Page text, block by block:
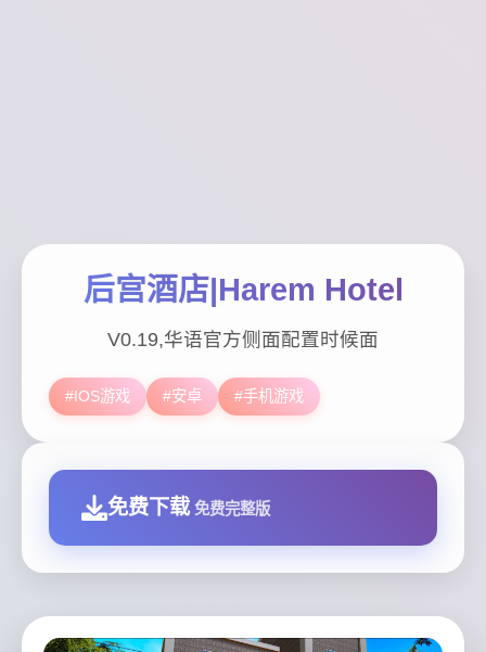
后宫酒店|Harem Hotel
V0.19,华语官方侧面配置时候面
#IOS游戏 #安卓 #手机游戏
免费下载 免费完整版